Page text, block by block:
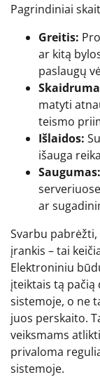
Pagrindiniai
Greitis:
ar kitą
paslaugų
matyti
teismo
Išlaidos:
išauga
Saugumas:
ar
Svarbu
įrankis – tai
Elektroniniu
įteiktais tą pačią
sistemoje, o ne
juos perskaito.
veiksmams
privaloma
sistemoje.